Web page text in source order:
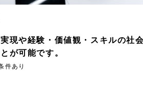
現や経験・価値観・スキルの社
が可能です。
件あり